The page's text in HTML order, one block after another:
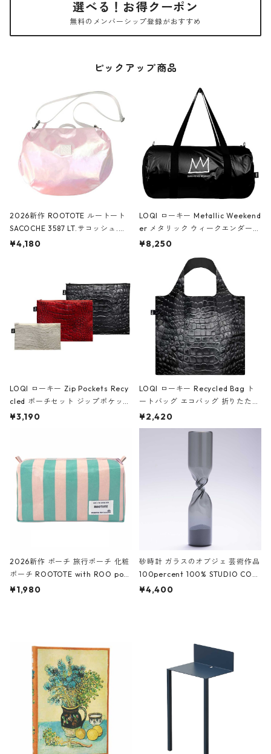
選べる！お得クーポン
無料のメンバーシップ登録がおすすめ
ピックアップ商品
2026新作 ROOTOTE ルートート
SACOCHE 3587 LT.サコッシュ.ル
ミエ-B ショルダーバッグ グロスピ
¥4,180
LOQI ローキー Metallic Weekend
er メタリック ウィークエンダー
ボストンバッグ ショルダーバッグ
Black ジャン=ミッシェル・バスキ
ア/クラウン ブラック
¥8,250
LOQI ローキー Zip Pockets Recy
cled ポーチセット ジップポケット
ファスナーポーチ 撥水加工 トラベ
ーガンディー、オフホワイト
¥3,190
LOQI ローキー Recycled Bag ト
ートバッグ エコバッグ 折りたたみ
大きめ 撥水加工 収納ポーチ CRO
CODILE/Black クロコダイル/ブラ
¥2,420
2026新作 ポーチ 旅行ポーチ 化粧
ポーチ ROOTOTE with ROO pou
ch 3532 ルートート WR.ポーチ.ラ
¥1,980
砂時計 ガラスのオブジェ 芸術作品
100percent 100% STUDIO COH
AKU Timeless 100パーセント ス
¥4,400